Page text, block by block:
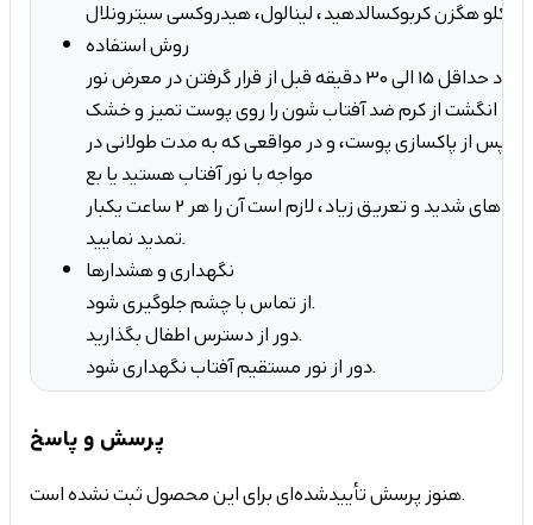
روش استفاده
برای محافظت از پوست خود حداقل 15 الی 30 دقیقه قبل از قرار گرفتن در معرض نور
آفتاب به میزان ۲٫۵ بند انگشت از کرم ضد آفتاب شون را روی پوست تمیز و خشک
پس از پاكسازی پوست، و در مواقعی که به مدت طولانی در
مواجه با نور آفتاب هستید یا بع
د از ورزش، شنا و فعالیت های شدید و تعریق زیاد، لازم است آن را هر 2 ساعت یکبار
تمدید نمایید.
نگهداری و هشدارها
از تماس با چشم جلوگیری شود.
دور از دسترس اطفال بگذارید.
دور از نور مستقیم آفتاب نگهداری شود.
پرسش و پاسخ
هنوز پرسش تأییدشده‌ای برای این محصول ثبت نشده است.